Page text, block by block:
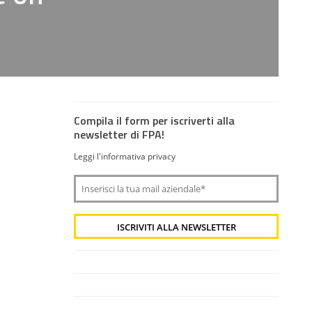
Compila il form per iscriverti alla
newsletter di FPA!
Leggi l'informativa privacy